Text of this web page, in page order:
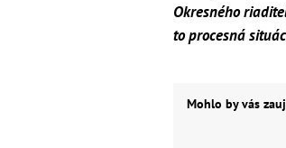
Okresného
to procesná
Mohlo by vás